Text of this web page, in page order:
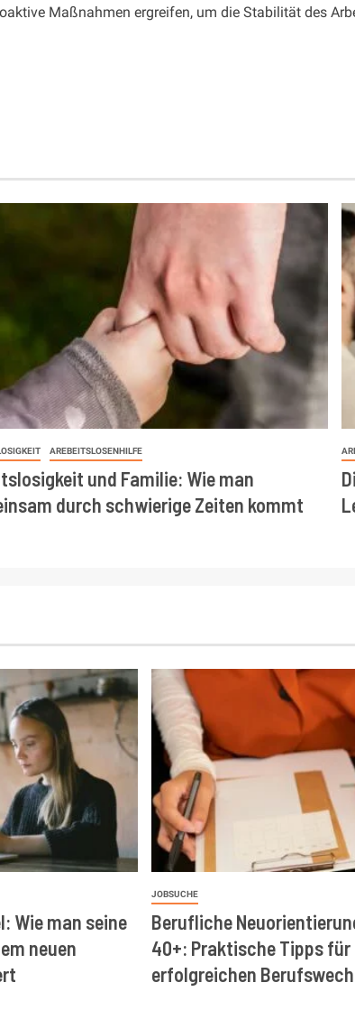
Maßnahmen ergreifen, um die Stabilität des
AREBEITSLOSENHILFE
und Familie: Wie man
durch schwierige Zeiten kommt
Wie man seine
neuen
JOBSUCHE
Berufliche
40+: Praktische Tipps für
erfolgreichen